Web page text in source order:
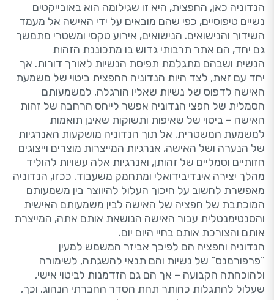
הנדוניה כאן, החפצית, היא זו שגילומה הוא באובייקטים
נשיים טיפוסיים, כפי שהם מובאים על ידי האישה אל מעמד
השידוך והנישואים. הנישואים, אירוע טקסי ומשטרי מתמשך
גם יחד, הם אתר תרבותי גדוש בו מתכוננת הזהות
הנשית ושבהם מתגלמת תפיסת הנשיות לאורך דורות. אך
יחד עם זאת, לצד היות הנדוניה החפצית ביטוי של משמעת
האישה לדפוס של נשיות שאליו הורגלה, למשמעותם
הסמלית של חפצי הנדוניה אפשר לייחס הרחבה של זהות
האישה – ביטוי של שאיפות ותשוקות שאינן תואמות
למשמעת המשטרית. אל תוך הנדוניה מושקעות האנרגיות
של הנערה ושל האישה, אנרגיות המייצרות מוצרים וייצוגים
חזותיים וסמליים של זהותן, ואנרגיות אלה עשויות להוליד
מהלך יצירה אינדיבידואלי ומתחמק משעבוד. ככזו, הנדוניה
מאפשרת לחשוב על חיכוך העלול להיווצר בין משמעותם
המוכתבת של חפציה של האישה לבין משמעותם האישית
והסנטימנטלית עבור האישה הנושאת אותם אתה, המייצרת
אותם והצורכת אותם בחיי היום יום.
הנדוניה וחפציה הם לפיכך אביזר המשמש למעין
”פרפורמנס“ של נשיות והם תנאי להשגתה, לשימורה
ולהוכחתה הקבועה – אך הם גם הזדמנות לביטוי אישי,
שעלול להתגלות כחותר תחת הסדר החברתי הנהוג. וכך,